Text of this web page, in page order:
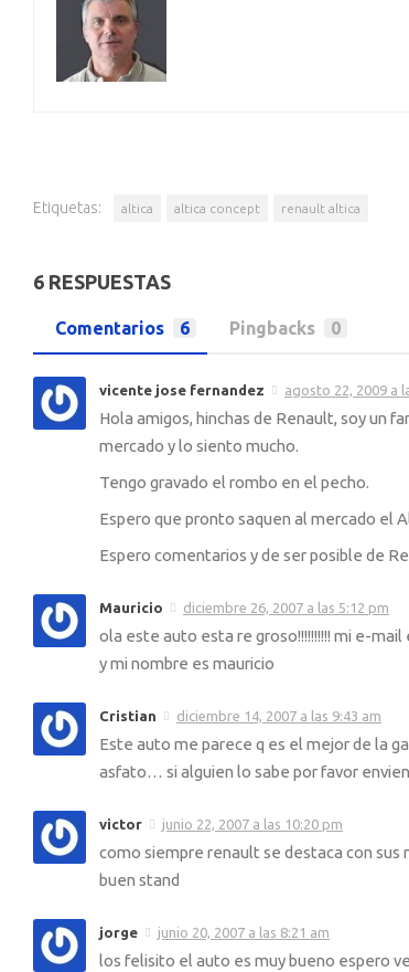
Etiquetas: altica altica concept renault altica
6 RESPUESTAS
Comentarios 6 Pingbacks 0
vicente jose fernandez agosto 22, 2009 a
Hola amigos, hinchas de Renault, soy un
mercado y lo siento mucho.
Tengo gravado el rombo en el pecho.
Espero que pronto saquen al mercado el
Espero comentarios y de ser posible de
Mauricio diciembre 26, 2007 a las 5:12 pm
ola este auto esta re groso!!!!!!!!!! mi e-mail
y mi nombre es mauricio
Cristian diciembre 14, 2007 a las 9:43 am
Este auto me parece q es el mejor de la
asfato… si alguien lo sabe por favor
victor junio 22, 2007 a las 10:20 pm
como siempre renault se destaca con sus
buen stand
jorge junio 20, 2007 a las 8:21 am
los felisito el auto es muy bueno espero